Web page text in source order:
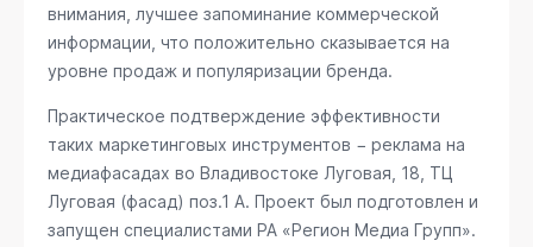
внимания, лучшее запоминание коммерческой
информации, что положительно сказывается на
уровне продаж и популяризации бренда.
Практическое подтверждение эффективности
таких маркетинговых инструментов − реклама на
медиафасадах во Владивостоке Луговая, 18, ТЦ
Луговая (фасад) поз.1 А. Проект был подготовлен и
запущен специалистами РА «Регион Медиа Групп».